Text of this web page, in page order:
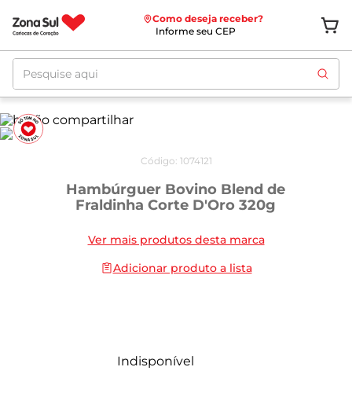
Como deseja receber?
Informe seu CEP
Pesquise aqui
Código: 1074121
Hambúrguer Bovino Blend de
Fraldinha Corte D'Oro 320g
Ver mais produtos desta marca
Adicionar produto a lista
Indisponível